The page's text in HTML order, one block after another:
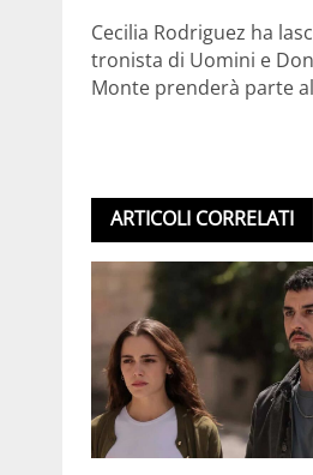
Cecilia Rodriguez ha
tronista di Uomini e
Monte prenderà parte
ARTICOLI CORRELATI